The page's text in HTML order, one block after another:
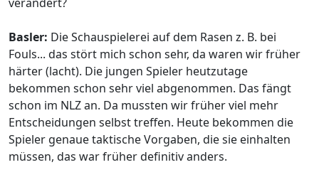
verändert?
Basler: Die Schauspielerei auf dem Rasen z. B. bei
Fouls... das stört mich schon sehr, da waren wir früher
härter (lacht). Die jungen Spieler heutzutage
bekommen schon sehr viel abgenommen. Das fängt
schon im NLZ an. Da mussten wir früher viel mehr
Entscheidungen selbst treffen. Heute bekommen die
Spieler genaue taktische Vorgaben, die sie einhalten
müssen, das war früher definitiv anders.